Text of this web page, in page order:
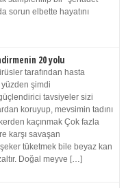
sorun elbette hayatını
20 yolu
tarafından hasta
şimdi
tavsiyeler sizi
koruyup, mevsimin tadını
kaçınmak Çok fazla
karşı savaşan
tüketmek bile beyaz kan
Doğal meyve […]